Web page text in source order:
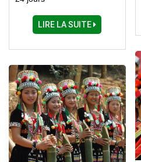
Ba Be – Cao Bang – Lang
Son – Halong – Ninh Binh
LIRE LA SUITE